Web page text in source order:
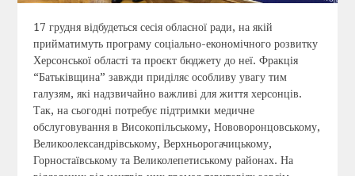
17 грудня відбудеться сесія обласної ради, на якій
прийматимуть програму соціально-економічного розвитку
Херсонської області та проєкт бюджету до неї. Фракція
“Батьківщина” завжди приділяє особливу увагу тим
галузям, які надзвичайно важливі для життя херсонців.
Так, на сьогодні потребує підтримки медичне
обслуговування в Високопільському, Нововоронцовському,
Великоолександрівському, Верхньорогачицькому,
Горностаївському та Великолепетиському районах. На